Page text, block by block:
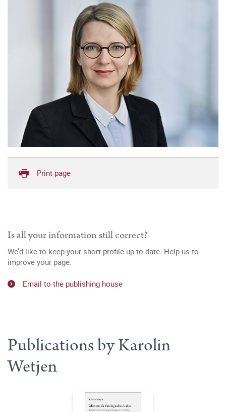
Print page
Is all your information still correct?
We’d like to keep your short profile up to date. Help us to
improve your page.
Email to the publishing house
Publications by Karolin
Wetjen